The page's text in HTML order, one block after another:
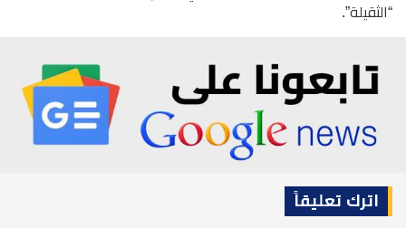
“الثقيلة”.
اترك تعليقاً